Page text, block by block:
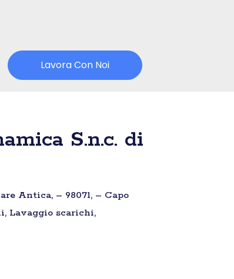
Lavora Con Noi
S.n.c. di
Antica, – 98071, – Capo
Lavaggio scarichi,